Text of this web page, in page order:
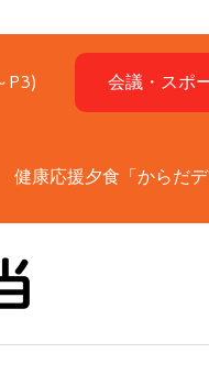
P3) 会議・スポ
健康応援夕食「からだ